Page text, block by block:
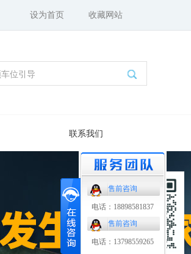
售前咨询
电话：18898581837
售前咨询
电话：13798559265
设为首页 收藏网站
联系我们